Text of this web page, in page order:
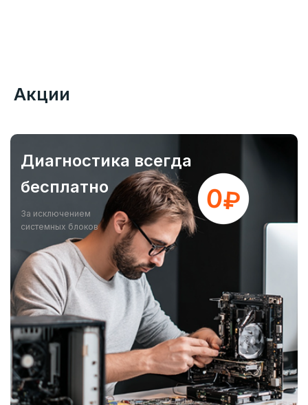
Акции
Диагностика всегда
бесплатно
За исключением
системных блоков